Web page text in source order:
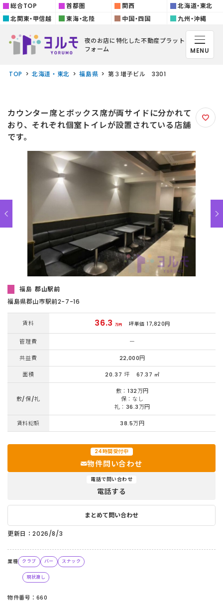
総合TOP 首都圏 関西
北海道・東北
北関東・甲信越
東海・北陸 中国・四国 九州・沖縄
夜のお店に特化した不動産プラット
フォーム
MENU
TOP 北海道・東北 福島県 第３増⼦ビル 3301
カウンター席とボックス席が両サイドに分かれて
おり、それぞれ個室トイレが設置されている店舗
です。
福島 郡山駅前
福島県郡⼭市駅前2-7-16
賃料 36.3 万円 坪単価 17,820円
管理費 ー
共益費 22,000円
面積 20.37 坪 67.37 ㎡
敷/保/礼
敷：132万円
保：なし
礼：36.3万円
賃料総額 38.5万円
24時間受付中
物件問い合わせ
電話で問い合わせ
電話する
まとめて問い合わせ
更新日：2026/8/3
業種 クラブ バー スナック
現状渡し
物件番号：660